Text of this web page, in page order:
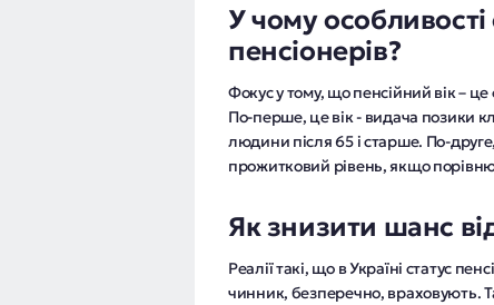
У чому
пенсіонерів?
Фокус у тому, що пенсійний вік –
По-перше, це вік - видача позики
людини після 65 і старше. По-
прожитковий рівень, якщо
Як знизити шанс
Реалії такі, що в Україні статус
чинник, безперечно, враховують.